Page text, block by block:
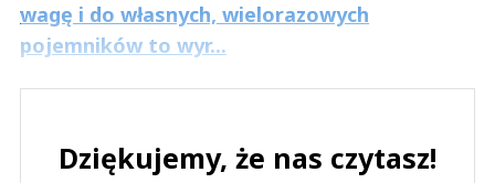
wagę i do własnych, wielorazowych
pojemników to wyr...
Dziękujemy, że nas czytasz!